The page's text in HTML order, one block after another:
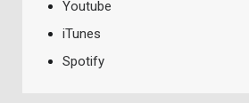
Youtube
iTunes
Spotify